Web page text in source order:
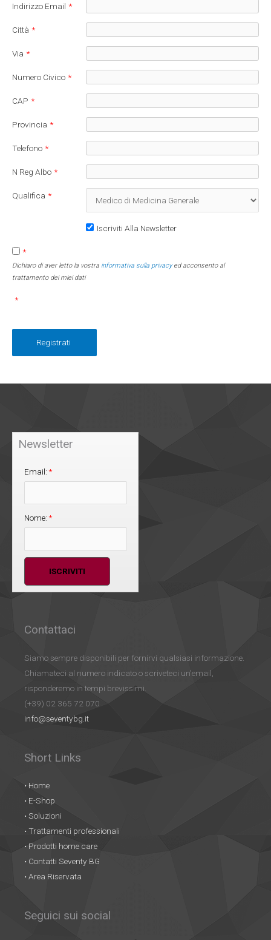
Indirizzo Email *
Città *
Via *
Numero Civico *
CAP *
Provincia *
Telefono *
N Reg Albo *
Qualifica *
Iscriviti Alla Newsletter
*
Dichiaro di aver letto la vostra informativa sulla privacyed acconsento al
trattamento dei miei dati
*
Newsletter
Email: *
Nome: *
Contattaci
Siamo sempre disponibili per fornirvi qualsiasi informazione.
Chiamateci al numero indicato o scriveteci un'email,
risponderemo in tempi brevissimi.
(+39) 02 365 72 070
info@seventybg.it
Short Links
• Home
• E-Shop
• Soluzioni
• Trattamenti professionali
• Prodotti home care
• Contatti Seventy BG
• Area Riservata
Seguici sui social
Facebook
Instagram
YouTube
LinkedIn